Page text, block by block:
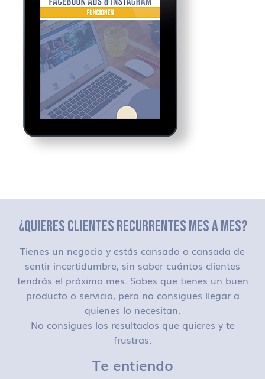
¿QUIERES CLIENTES RECURRENTES MES A MES?
Tienes un negocio y estás cansado o cansada de
sentir incertidumbre, sin saber cuántos clientes
tendrás el próximo mes. Sabes que tienes un buen
producto o servicio, pero no consigues llegar a
quienes lo necesitan.
No consigues los resultados que quieres y te
frustras.
Te entiendo